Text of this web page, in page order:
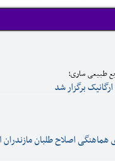
طبیعی ساری؛
برگزار شد
اصلاح طلبان